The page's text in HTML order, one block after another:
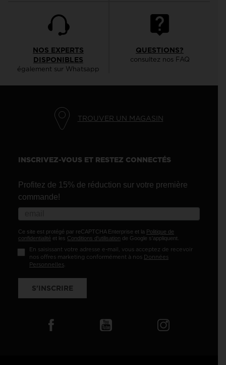
NOS EXPERTS
DISPONIBLES
également sur Whatsapp
QUESTIONS?
consultez nos FAQ
TROUVER UN MAGASIN
INSCRIVEZ-VOUS ET RESTEZ CONNECTÉS
Profitez de 15% de réduction sur votre première
commande!
Ce site est protégé par reCAPTCHA Enterprise et la Politique de
confidentialité et les Conditions d'utilisation de Google s'appliquent.
En saisissant votre adresse e-mail, vous acceptez de recevoir
nos offres marketing conformément à nos Données
Personnelles.
S'INSCRIRE